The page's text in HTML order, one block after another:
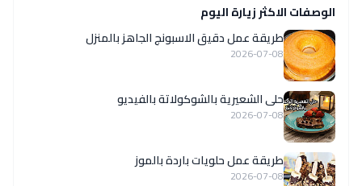
الوصفات الاكثر زيارة اليوم
طريقة عمل دقيق الاسبونج الجاهز بالمنزل
2026-07-08
حلى الشعيرية بالشوكولاتة بالفيديو
2026-07-08
طريقة عمل حلويات باردة بالموز
2026-07-08